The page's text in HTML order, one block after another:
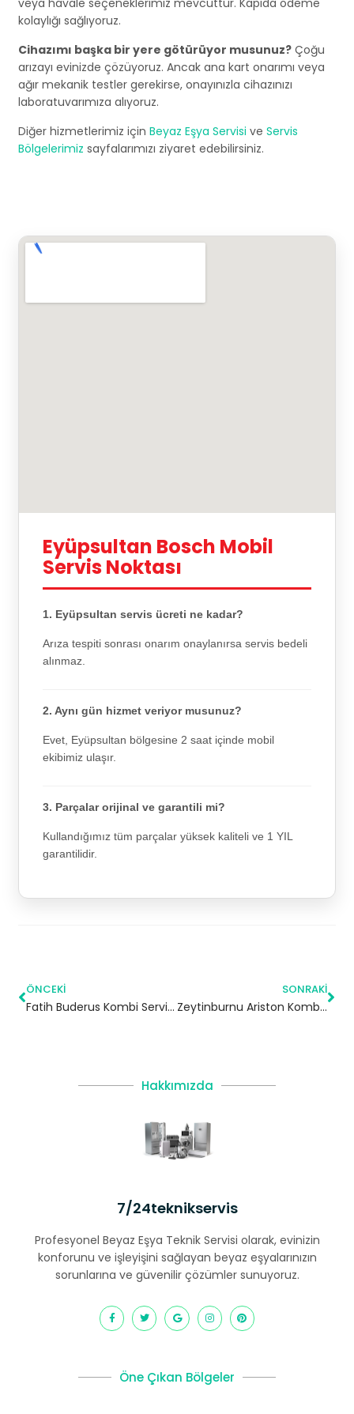
kolaylığı sağlıyoruz.
Cihazımı başka bir yere götürüyor musunuz? Çoğu
arızayı evinizde çözüyoruz. Ancak ana kart onarımı veya
ağır mekanik testler gerekirse, onayınızla cihazınızı
laboratuvarımıza alıyoruz.
Diğer hizmetlerimiz için Beyaz Eşya Servisi ve Servis
Bölgelerimiz sayfalarımızı ziyaret edebilirsiniz.
Eyüpsultan Bosch Mobil
Servis Noktası
1. Eyüpsultan servis ücreti ne kadar?
Arıza tespiti sonrası onarım onaylanırsa servis bedeli
alınmaz.
2. Aynı gün hizmet veriyor musunuz?
Evet, Eyüpsultan bölgesine 2 saat içinde mobil
ekibimiz ulaşır.
3. Parçalar orijinal ve garantili mi?
Kullandığımız tüm parçalar yüksek kaliteli ve 1 YIL
garantilidir.
ÖNCEKI
Fatih Buderus Kombi Servisi – Tuzla Yetkili Servis
SONRAKI
Zeytinburnu Ariston Kombi Servisi – 7/24 Teknik Servis
Hakkımızda
7/24teknikservis
Profesyonel Beyaz Eşya Teknik Servisi olarak, evinizin
konforunu ve işleyişini sağlayan beyaz eşyalarınızın
sorunlarına ve güvenilir çözümler sunuyoruz.
Öne Çıkan Bölgeler